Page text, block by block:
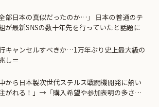
部日本の真似だったのか…」 日本の普通のテ
が最新SNSの数十年先を行っていたと話題に
キャンセルすべきか…1万年ぶり史上最大級の
し＝
中から日本製次世代ステルス戦闘機開発に熱い
がれる！」→「購入希望や参加表明の多さに